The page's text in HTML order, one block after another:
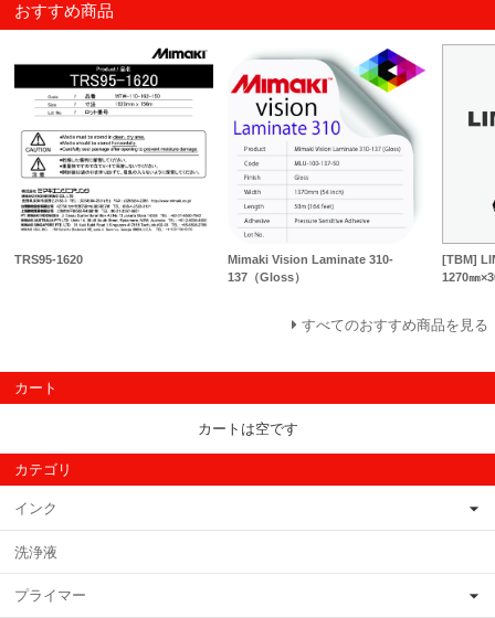
おすすめ商品
TRS95-1620
Mimaki Vision Laminate 310-
137（Gloss）
[TBM]
1270㎜
すべてのおすすめ商品を見る
カート
カートは空です
カテゴリ
インク
洗浄液
プライマー